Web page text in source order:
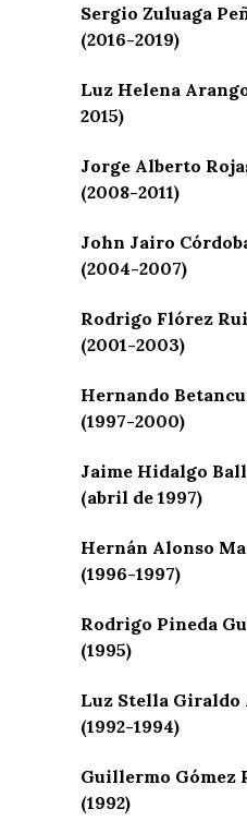
Sergio
(2016-2019)
Luz Helena
2015)
Jorge Alberto
(2008-2011)
John Jairo
(2004-2007)
Rodrigo
(2001-2003)
Hernando
(1997-2000)
Jaime Hidalgo
(abril de 1997)
Hernán Alonso
(1996-1997)
Rodrigo
(1995)
Luz Stella
(1992-1994)
Guillermo
(1992)